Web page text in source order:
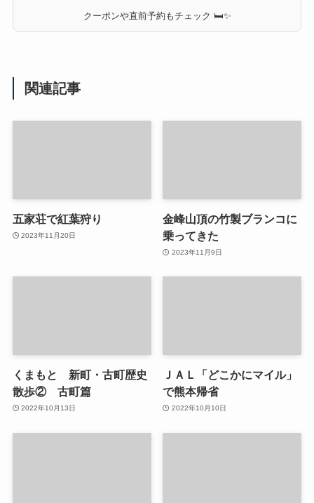
クーポンや直前予約もチェック 🛏✨
関連記事
五家荘で紅葉狩り
2023年11月20日
金峰山頂の竹製ブランコに
乗ってきた
2023年11月9日
くまもと 新町・古町歴史
散歩② 古町篇
2022年10月13日
ＪＡＬ「どこかにマイル」
で熊本帰省
2022年10月10日